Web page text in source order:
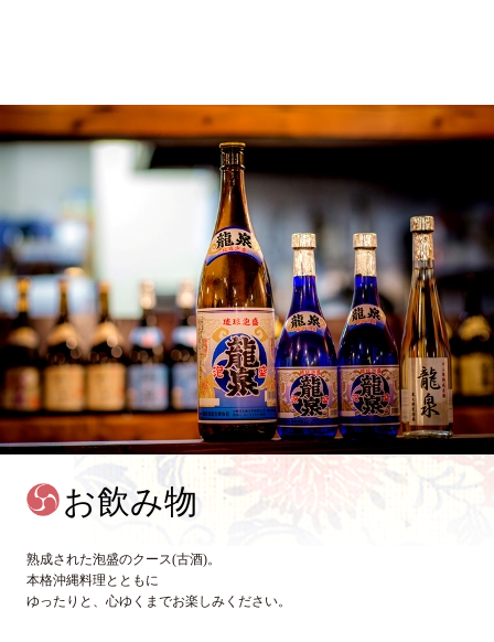
お飲み物
熟成された泡盛のクース(古酒)。
本格沖縄料理とともに
ゆったりと、心ゆくまでお楽しみください。